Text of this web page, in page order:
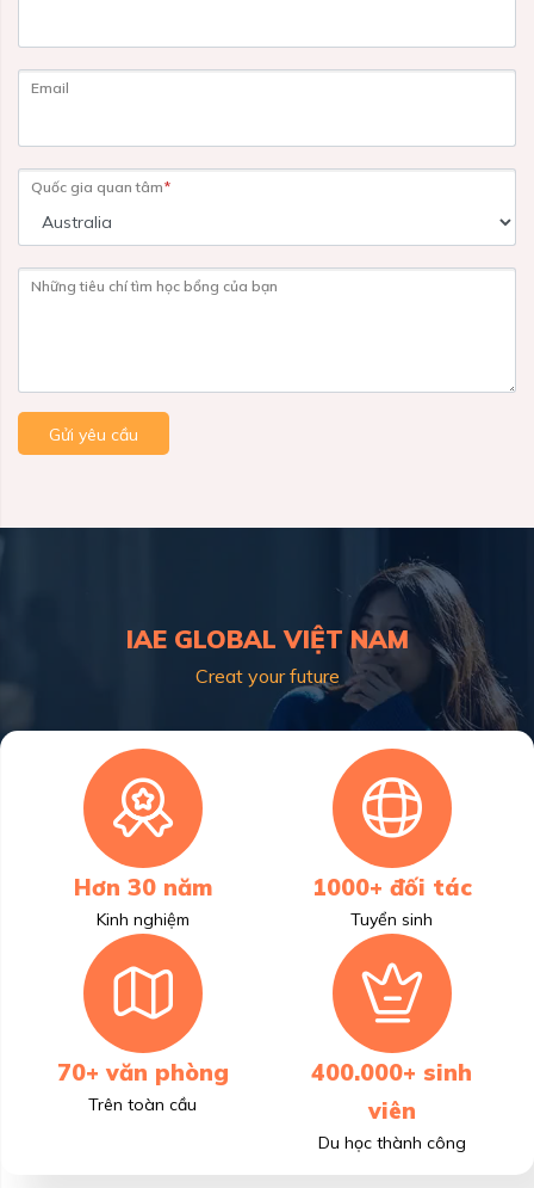
Email
Quốc gia quan tâm*
Những tiêu chí tìm học bổng của bạn
Gửi yêu cầu
IAE GLOBAL VIỆT NAM
Creat your future
Hơn 30 năm
Kinh nghiệm
1000+ đối tác
Tuyển sinh
70+ văn phòng
Trên toàn cầu
400.000+ sinh
viên
Du học thành công